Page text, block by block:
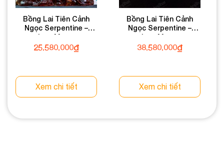
Bồng Lai Tiên Cảnh
Ngọc Serpentine –
11,51kg – M30321151
25.580.000₫
Xem chi tiết
Bồng Lai Tiên Cảnh
Ngọc Serpentine –
20,13kg – M30342013
38.580.000₫
Xem chi tiết